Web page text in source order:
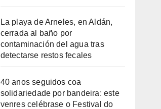
La playa de Arneles, en Aldán,
cerrada al baño por
contaminación del agua tras
detectarse restos fecales
40 anos seguidos coa
solidariedade por bandeira: este
venres celébrase o Festival do